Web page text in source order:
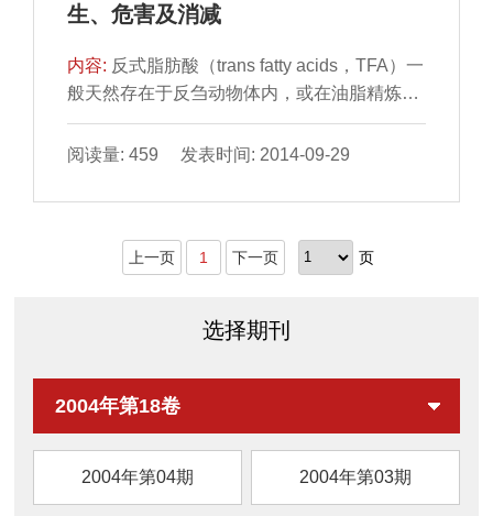
生、危害及消减
内容: 反式脂肪酸（trans fatty acids，TFA）一
般天然存在于反刍动物体内，或在油脂精炼、
加热、氢化加工过 程中产生。不恰当的加工方
式，如高...
阅读量: 459 发表时间: 2014-09-29
上一页 1 下一页 页
选择期刊
2004年第18卷
2004年第04期 2004年第03期